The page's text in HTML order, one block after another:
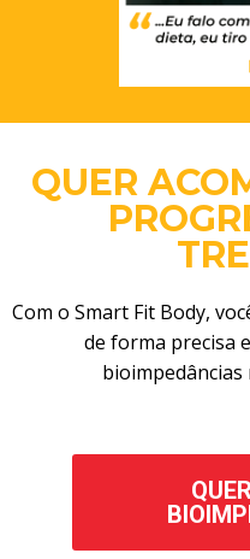
QUER
Com o Smart Fit Body,
de forma precisa